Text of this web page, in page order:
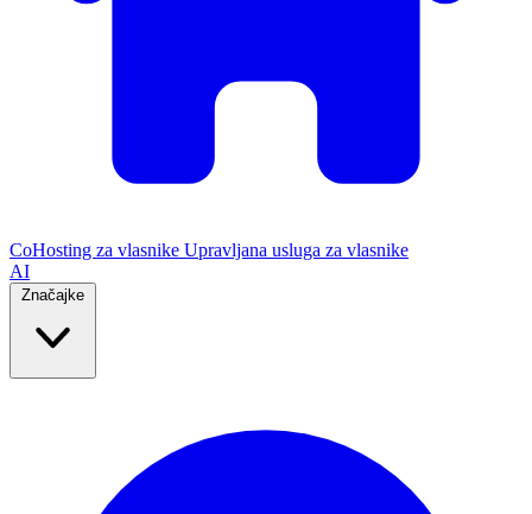
CoHosting za vlasnike Upravljana usluga za vlasnike
AI